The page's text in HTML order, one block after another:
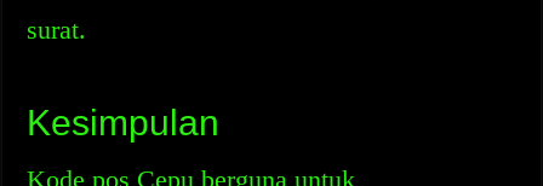
surat.
Kesimpulan
Kode pos Cepu berguna untuk